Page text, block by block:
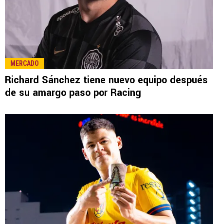
MERCADO
Richard Sánchez tiene nuevo equipo después
de su amargo paso por Racing